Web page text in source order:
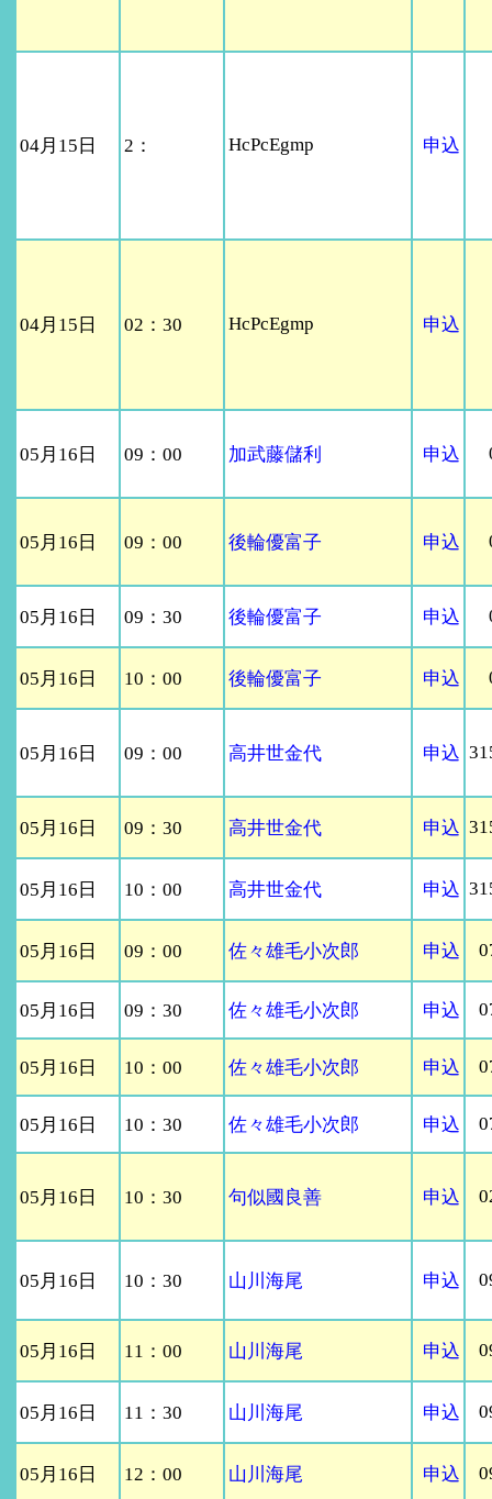
04月15日 2： HcPcEgmp 申込
04月15日 02：30 HcPcEgmp 申込
05月16日 09：00 加武藤儲利 申込
05月16日 09：00 後輪優富子 申込
05月16日 09：30 後輪優富子 申込
05月16日 10：00 後輪優富子 申込
05月16日 09：00 高井世金代 申込
05月16日 09：30 高井世金代 申込
05月16日 10：00 高井世金代 申込
05月16日 09：00 佐々雄毛小次郎 申込
05月16日 09：30 佐々雄毛小次郎 申込
05月16日 10：00 佐々雄毛小次郎 申込
05月16日 10：30 佐々雄毛小次郎 申込
05月16日 10：30 句似國良善 申込
05月16日 10：30 山川海尾 申込
05月16日 11：00 山川海尾 申込
05月16日 11：30 山川海尾 申込
05月16日 12：00 山川海尾 申込